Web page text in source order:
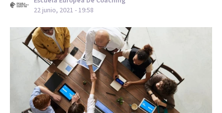
22 junio, 2021 - 19:58